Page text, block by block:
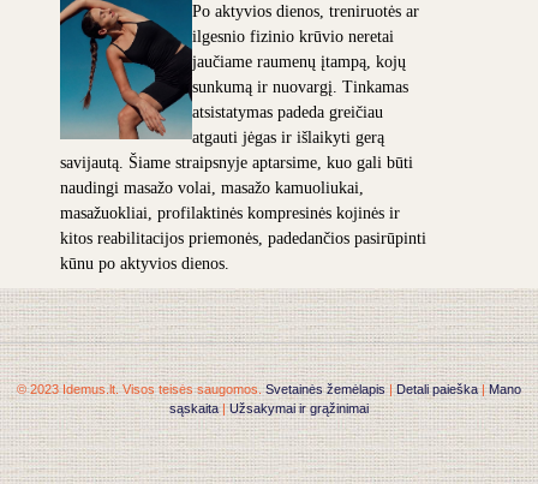
Po aktyvios dienos, treniruotės ar
ilgesnio fizinio krūvio neretai
jaučiame raumenų įtampą, kojų
sunkumą ir nuovargį. Tinkamas
atsistatymas padeda greičiau
atgauti jėgas ir išlaikyti gerą
savijautą. Šiame straipsnyje aptarsime, kuo gali būti
naudingi masažo volai, masažo kamuoliukai,
masažuokliai, profilaktinės kompresinės kojinės ir
kitos reabilitacijos priemonės, padedančios pasirūpinti
kūnu po aktyvios dienos.
© 2023 Idemus.lt. Visos teisės saugomos.Svetainės žemėlapis|Detali paieška|Mano
sąskaita|Užsakymai ir grąžinimai